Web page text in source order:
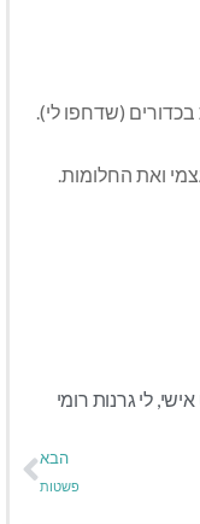
בכדורים (שדחפו לי).
ואת החלומות.
,לי גרנות רומי
הבא
פשטות